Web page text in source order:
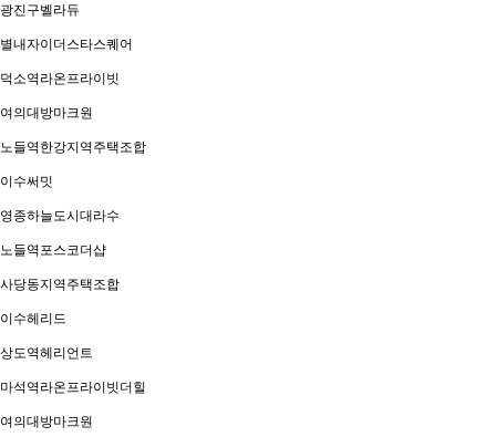
광진구벨라듀
별내자이더스타스퀘어
덕소역라온프라이빗
여의대방마크원
노들역한강지역주택조합
이수써밋
영종하늘도시대라수
노들역포스코더샵
사당동지역주택조합
이수헤리드
상도역헤리언트
마석역라온프라이빗더힐
여의대방마크원